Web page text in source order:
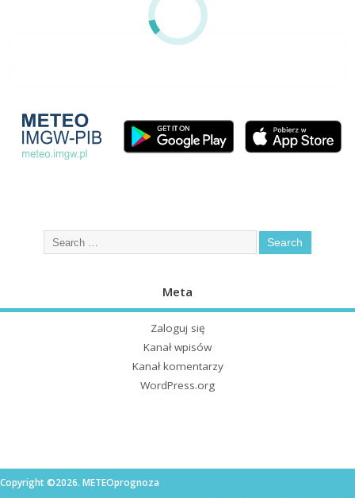
Meta
Zaloguj się
Kanał wpisów
Kanał komentarzy
WordPress.org
Copyright ©2026. METEOprognoza